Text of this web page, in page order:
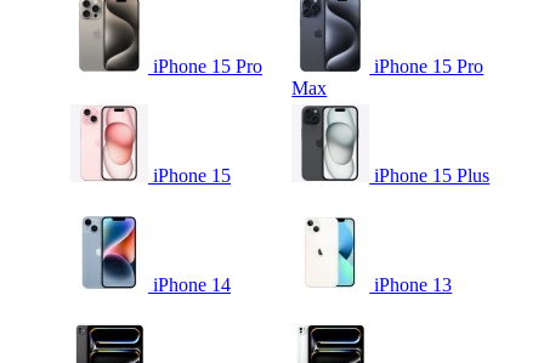
iPhone 15 Pro
iPhone 15 Pro
Max
iPhone 15 iPhone 15 Plus
iPhone 14 iPhone 13